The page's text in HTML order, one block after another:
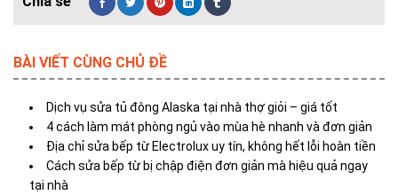
BÀI VIẾT CÙNG CHỦ ĐỀ
Dịch vụ sửa tủ đông Alaska tại nhà thợ giỏi – giá tốt
4 cách làm mát phòng ngủ vào mùa hè nhanh và đơn giản
Địa chỉ sửa bếp từ Electrolux uy tín, không hết lỗi hoàn tiền
Cách sửa bếp từ bị chập điện đơn giản mà hiệu quả ngay
tại nhà